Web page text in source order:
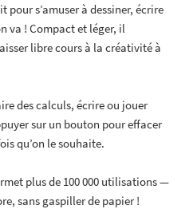
pour s’amuser à dessiner, écrire
va ! Compact et léger, il
libre cours à la créativité à
des calculs, écrire ou jouer
sur un bouton pour effacer
qu’on le souhaite.
plus de 100 000 utilisations —
sans gaspiller de papier !